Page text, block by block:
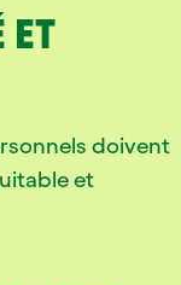
ET
doivent
et